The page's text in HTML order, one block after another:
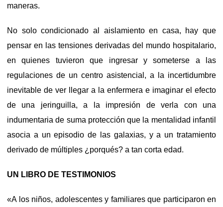
maneras.
No solo condicionado al aislamiento en casa, hay que
pensar en las tensiones derivadas del mundo hospitalario,
en quienes tuvieron que ingresar y someterse a las
regulaciones de un centro asistencial, a la incertidumbre
inevitable de ver llegar a la enfermera e imaginar el efecto
de una jeringuilla, a la impresión de verla con una
indumentaria de suma protección que la mentalidad infantil
asocia a un episodio de las galaxias, y a un tratamiento
derivado de múltiples ¿porqués? a tan corta edad.
UN LIBRO DE TESTIMONIOS
«A los niños, adolescentes y familiares que participaron en